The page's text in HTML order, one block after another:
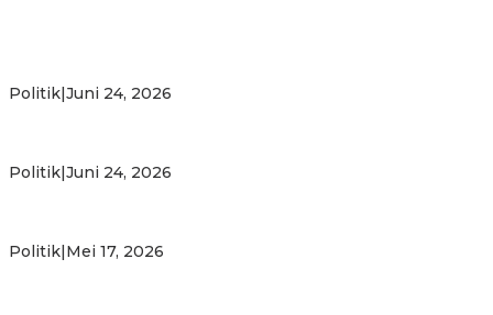
Politik Juni 24, 2026
Politik Juni 24, 2026
Politik Mei 17, 2026